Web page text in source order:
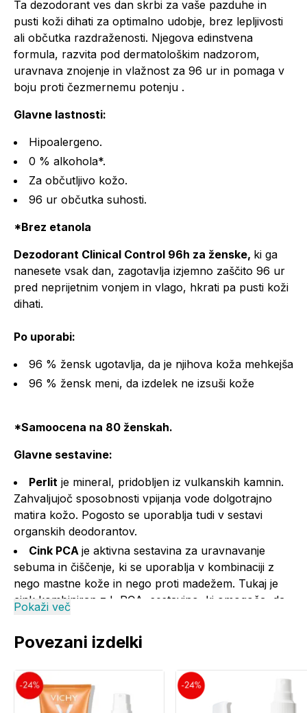
Ta dezodorant ves dan skrbi za vaše pazduhe in
pusti koži dihati za optimalno udobje, brez lepljivosti
ali občutka razdraženosti. Njegova edinstvena
formula, razvita pod dermatološkim nadzorom,
uravnava znojenje in vlažnost za 96 ur in pomaga v
boju proti čezmernemu potenju .
Glavne lastnosti:
Hipoalergeno.
0 % alkohola*.
Za občutljivo kožo.
96 ur občutka suhosti.
*Brez etanola
Dezodorant Clinical Control 96h za ženske, ki ga
nanesete vsak dan, zagotavlja izjemno zaščito 96 ur
pred neprijetnim vonjem in vlago, hkrati pa pusti koži
dihati.
Po uporabi:
96 % žensk ugotavlja, da je njihova koža mehkejša
96 % žensk meni, da izdelek ne izsuši kože
*Samoocena na 80 ženskah.
Glavne sestavine:
Perlit je mineral, pridobljen iz vulkanskih kamnin.
Zahvaljujoč sposobnosti vpijanja vode dolgotrajno
matira kožo. Pogosto se uporablja tudi v sestavi
organskih deodorantov.
Cink PCA je aktivna sestavina za uravnavanje
sebuma in čiščenje, ki se uporablja v kombinaciji z
nego mastne kože in nego proti madežem. Tukaj je
cink kombiniran z L-PCA, sestavino, ki omogoča, da
občutljiva koža.
Tekoča tekstura, ki hitro postane suha na dotik.
Uporaba:
Pokaži več
Povezani izdelki